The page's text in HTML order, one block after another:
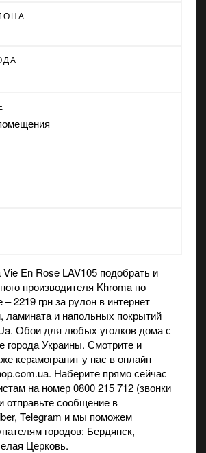
En Rose LAV105 подобрать и
производителя Khroma по
– 2219 грн за рулон в интернет
ламината и напольных покрытий
Обои для любых уголков дома с
города Украины. Смотрите и
керамограниту нас в онлайн
Наберите прямо сейчас
на номер 0800 215 712 (звонки
отправьте сообщение в
Telegram и мы поможем
городов: Бердянск,
Церковь.